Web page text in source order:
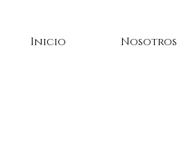
Inicio Nosotros